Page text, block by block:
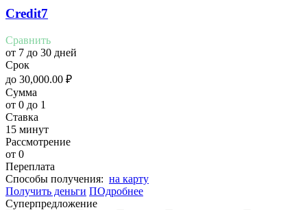
Credit7
Сравнить
от 7 до 30 дней
Срок
до 30,000.00 ₽
Сумма
от 0 до 1
Ставка
15 минут
Рассмотрение
от 0
Переплата
Cпособы получения: на карту
Получить деньги ПОдробнее
Суперпредложение